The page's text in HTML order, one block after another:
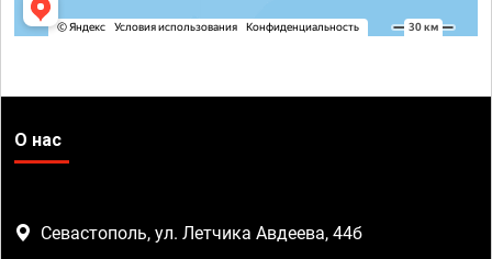
О нас
Севастополь, ул. Летчика Авдеева, 44б